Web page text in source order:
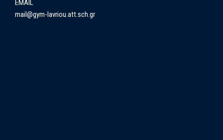
EMAIL
mail@gym-lavriou.att.sch.gr